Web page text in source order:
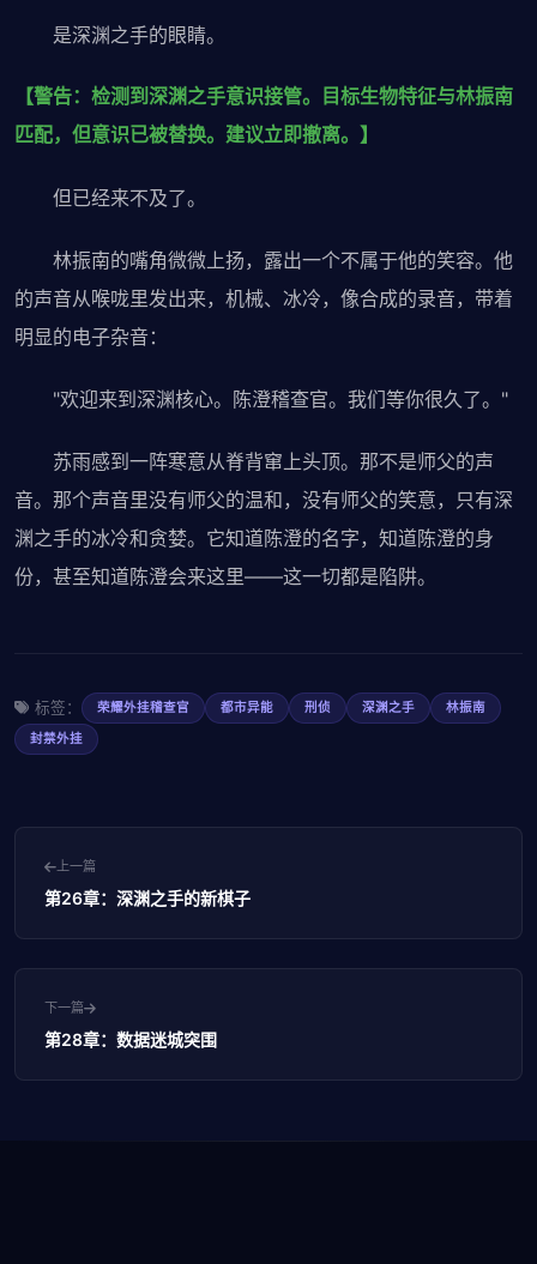
是深渊之手的眼睛。
【警告：检测到深渊之手意识接管。目标生物特征与林振南
匹配，但意识已被替换。建议立即撤离。】
但已经来不及了。
林振南的嘴角微微上扬，露出一个不属于他的笑容。他
的声音从喉咙里发出来，机械、冰冷，像合成的录音，带着
明显的电子杂音：
"欢迎来到深渊核心。陈澄稽查官。我们等你很久了。"
苏雨感到一阵寒意从脊背窜上头顶。那不是师父的声
音。那个声音里没有师父的温和，没有师父的笑意，只有深
渊之手的冰冷和贪婪。它知道陈澄的名字，知道陈澄的身
份，甚至知道陈澄会来这里——这一切都是陷阱。
标签： 荣耀外挂稽查官 都市异能 刑侦 深渊之手
林振南
封禁外挂
上一篇
第26章：深渊之手的新棋子
下一篇
第28章：数据迷城突围